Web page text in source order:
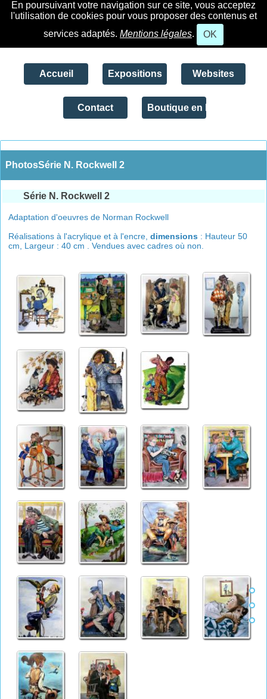
En poursuivant votre navigation sur ce site, vous acceptez
l'utilisation de cookies pour vous proposer des contenus et
services adaptés. Mentions légales. OK
Accueil Expositions Websites
Contact Boutique en ligne
PhotosSérie N. Rockwell 2
Série N. Rockwell 2
Adaptation d'oeuvres de Norman Rockwell
Réalisations à l'acrylique et à l'encre,dimensions : Hauteur 50
cm, Largeur : 40 cm . Vendues avec cadres où non.